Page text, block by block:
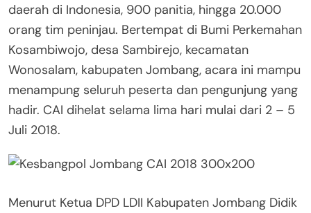
daerah di Indonesia, 900 panitia, hingga 20.000
orang tim peninjau. Bertempat di Bumi Perkemahan
Kosambiwojo, desa Sambirejo, kecamatan
Wonosalam, kabupaten Jombang, acara ini mampu
menampung seluruh peserta dan pengunjung yang
hadir. CAI dihelat selama lima hari mulai dari 2 – 5
Juli 2018.
Menurut Ketua DPD LDII Kabupaten Jombang Didik